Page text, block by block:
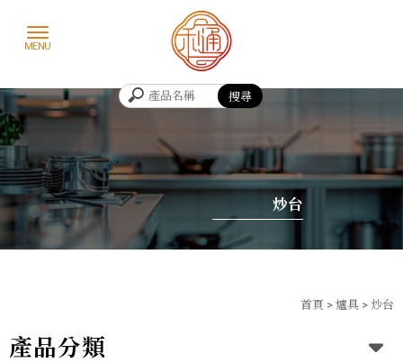
炒台
首頁 > 爐具 > 炒台
產品分類